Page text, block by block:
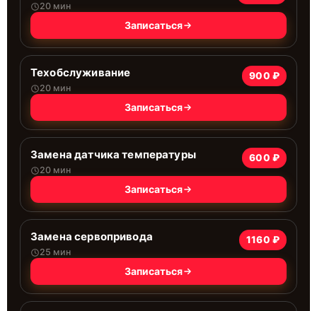
20 мин
Записаться
Техобслуживание
20 мин
900 ₽
Записаться
Замена датчика температуры
20 мин
600 ₽
Записаться
Замена сервопривода
25 мин
1160 ₽
Записаться